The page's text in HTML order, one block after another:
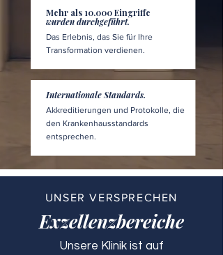
Mehr als 10.000 Eingriffe
wurden durchgeführt.
Das Erlebnis, das Sie für Ihre
Transformation verdienen.
Internationale Standards.
Akkreditierungen und Protokolle, die
den Krankenhausstandards
entsprechen.
UNSER VERSPRECHEN
Exzellenzbereiche
Unsere Klinik ist auf